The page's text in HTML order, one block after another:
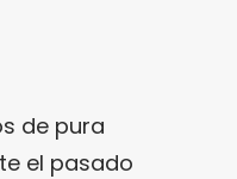
de pura
el pasado